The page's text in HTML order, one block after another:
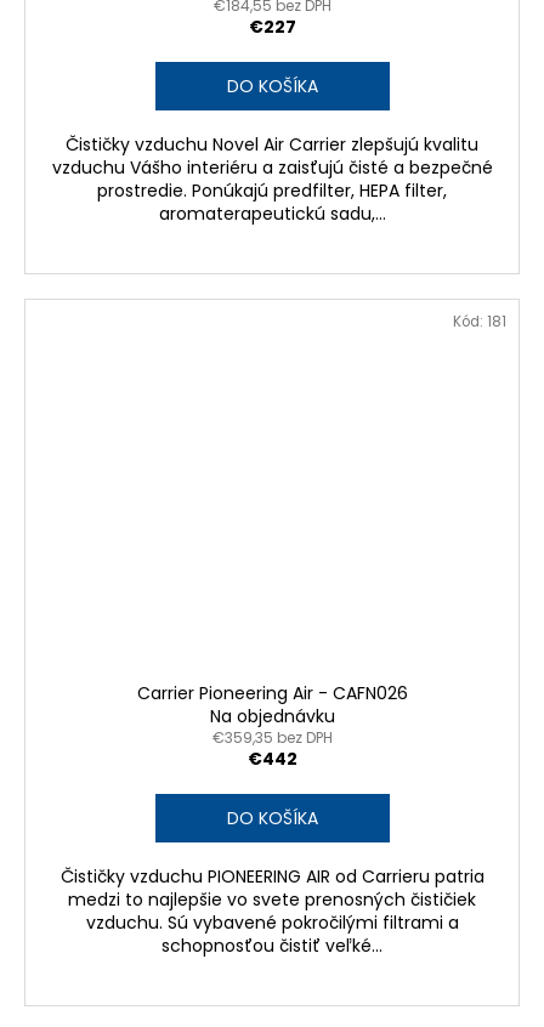
€184,55 bez DPH
€227
DO KOŠÍKA
Čističky vzduchu Novel Air Carrier zlepšujú kvalitu
vzduchu Vášho interiéru a zaisťujú čisté a bezpečné
prostredie. Ponúkajú predfilter, HEPA filter,
aromaterapeutickú sadu,...
Carrier Pioneering Air - CAFN026
Na objednávku
€359,35 bez DPH
€442
DO KOŠÍKA
Čističky vzduchu PIONEERING AIR od Carrieru patria
medzi to najlepšie vo svete prenosných čističiek
vzduchu. Sú vybavené pokročilými filtrami a
schopnosťou čistiť veľké...
Kód: 181